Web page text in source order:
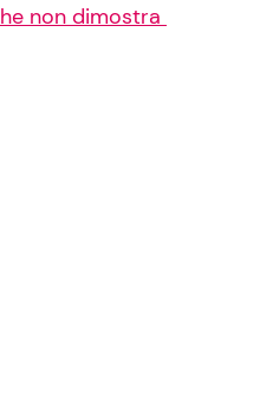
non dimostra